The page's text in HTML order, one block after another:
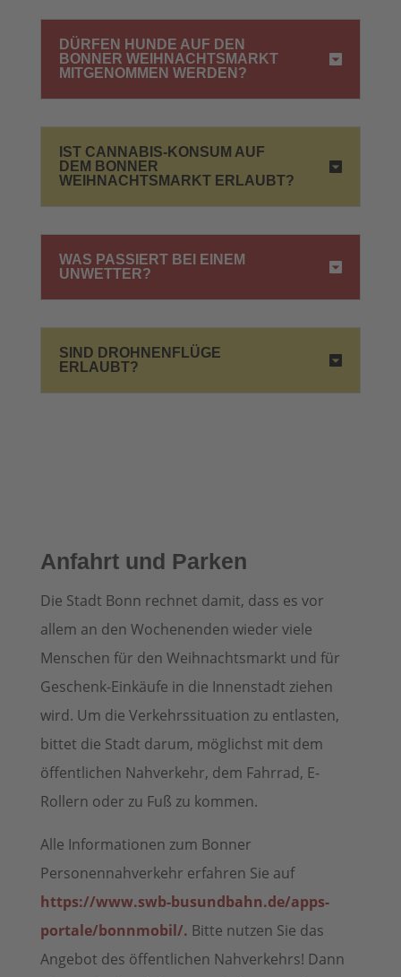
DÜRFEN HUNDE AUF DEN
BONNER WEIHNACHTSMARKT
MITGENOMMEN WERDEN?
IST CANNABIS-KONSUM AUF
DEM BONNER
WEIHNACHTSMARKT ERLAUBT?
WAS PASSIERT BEI EINEM
UNWETTER?
SIND DROHNENFLÜGE
ERLAUBT?
Anfahrt und Parken
Die Stadt Bonn rechnet damit, dass es vor
allem an den Wochenenden wieder viele
Menschen für den Weihnachtsmarkt und für
Geschenk-Einkäufe in die Innenstadt ziehen
wird. Um die Verkehrssituation zu entlasten,
bittet die Stadt darum, möglichst mit dem
öffentlichen Nahverkehr, dem Fahrrad, E-
Rollern oder zu Fuß zu kommen.
Alle Informationen zum Bonner
Personennahverkehr erfahren Sie auf
https://www.swb-busundbahn.de/apps-
portale/bonnmobil/. Bitte nutzen Sie das
Angebot des öffentlichen Nahverkehrs! Dann